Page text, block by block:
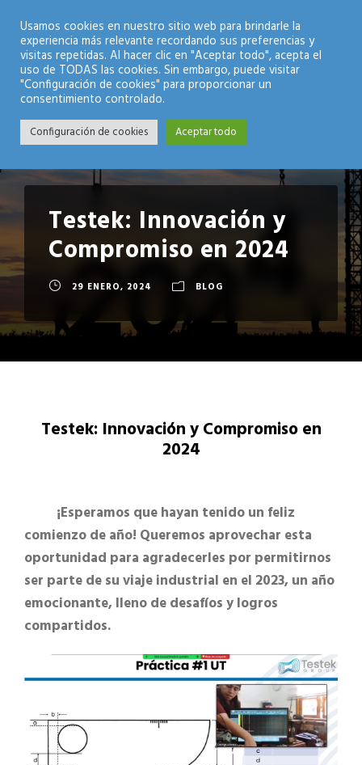
Modo Nocturno
Testek: Innovación y
Compromiso en 2024
29 ENERO, 2024 BLOG
Testek: Innovación y Compromiso en
2024
¡Esperamos que hayan tenido un feliz
comienzo de año! Queremos aprovechar esta
oportunidad para agradecerles por permitirnos
ser parte de su viaje industrial en el 2023, un año
emocionante, lleno de desafíos y logros
compartidos.
Usamos cookies en nuestro sitio web para brindarle la
experiencia más relevante recordando sus preferencias y
visitas repetidas. Al hacer clic en "Aceptar todo", acepta el
uso de TODAS las cookies. Sin embargo, puede visitar
"Configuración de cookies" para proporcionar un
consentimiento controlado.
Configuración de cookies Aceptar todo